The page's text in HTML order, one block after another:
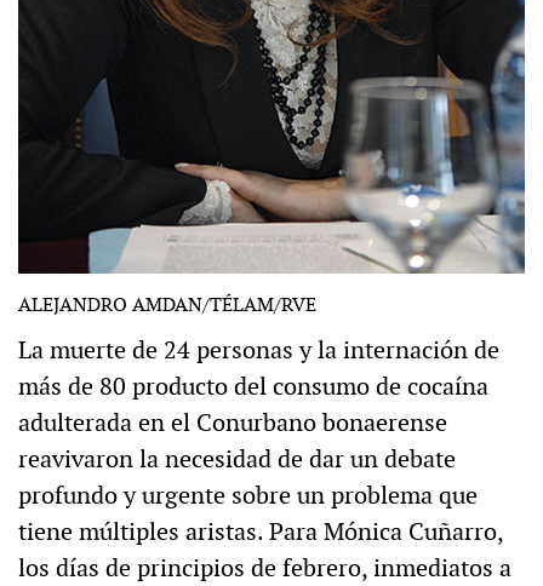
ALEJANDRO AMDAN/TÉLAM/RVE
La muerte de 24 personas y la internación de
más de 80 producto del consumo de cocaína
adulterada en el Conurbano bonaerense
reavivaron la necesidad de dar un debate
profundo y urgente sobre un problema que
tiene múltiples aristas. Para Mónica Cuñarro,
los días de principios de febrero, inmediatos a